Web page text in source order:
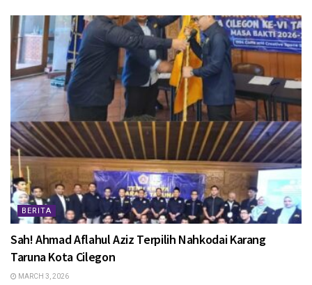
BERITA
Sah! Ahmad Aflahul Aziz Terpilih Nahkodai Karang
Taruna Kota Cilegon
MARCH 3, 2026